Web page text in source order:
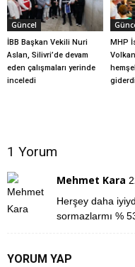
Güncel
İBB Başkan Vekili Nuri
Aslan, Silivri’de devam
eden çalışmaları yerinde
inceledi
MHP
giderdi
1 Yorum
Mehmet Kara
Herşey daha
sormazlarmı %
YORUM YAP